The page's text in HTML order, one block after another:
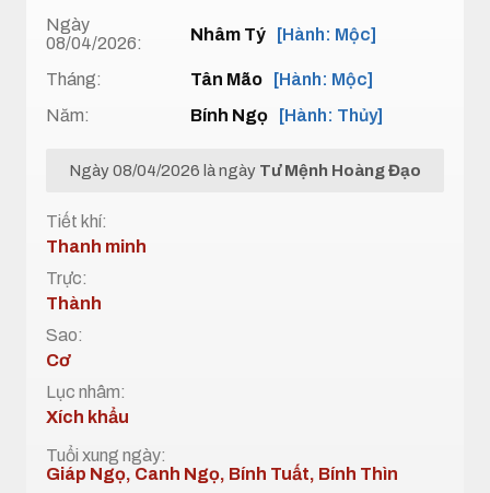
Ngày
08/04/2026:
Nhâm Tý [Hành: Mộc]
Tháng: Tân Mão
[Hành: Mộc]
Năm:
Bính Ngọ [Hành: Thủy]
Ngày 08/04/2026 là ngày Tư Mệnh Hoàng Đạo
Tiết khí:
Thanh minh
Trực:
Thành
Sao:
Cơ
Lục nhâm:
Xích khẩu
Tuổi xung ngày:
Giáp Ngọ, Canh Ngọ, Bính Tuất, Bính Thìn